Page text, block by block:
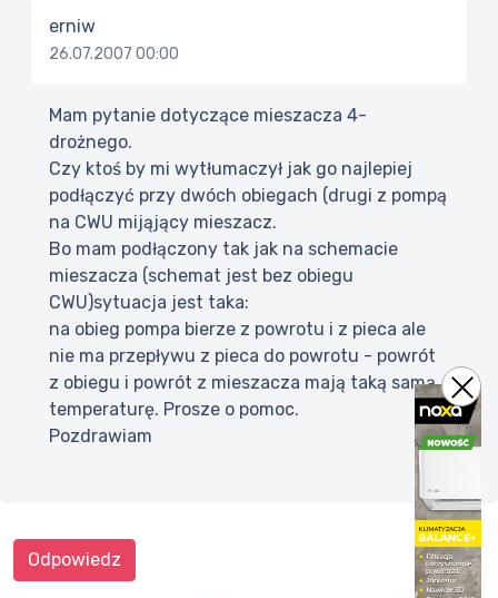
erniw
26.07.2007 00:00
Mam pytanie dotyczące mieszacza 4-
drożnego.
Czy ktoś by mi wytłumaczył jak go najlepiej
podłączyć przy dwóch obiegach (drugi z pompą
na CWU mijąjący mieszacz.
Bo mam podłączony tak jak na schemacie
mieszacza (schemat jest bez obiegu
CWU)sytuacja jest taka:
na obieg pompa bierze z powrotu i z pieca ale
nie ma przepływu z pieca do powrotu - powrót
z obiegu i powrót z mieszacza mają taką samą
temperaturę. Prosze o pomoc.
Pozdrawiam
Odpowiedz